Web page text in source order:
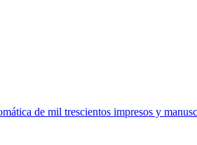
de mil trescientos impresos y